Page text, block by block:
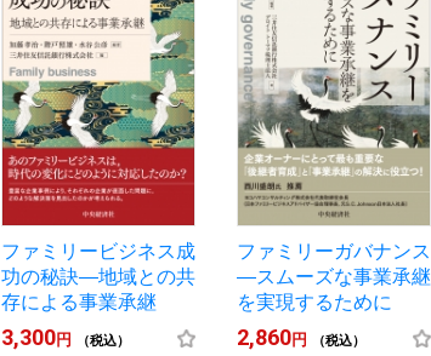
ファミリービジネス成
功の秘訣―地域との共
存による事業承継
3,300円 （税込）
ファミリーガバナンス
―スムーズな事業承継
を実現するために
2,860円 （税込）